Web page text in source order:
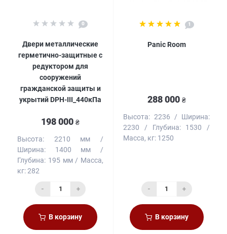
0
Двери металлические
герметично-защитные с
редуктором для
сооружений
гражданской защиты и
укрытий DPH-III_440кПа
198 000 ₴
Высота:
2210 мм
Ширина:
1400 мм
Глубина: 195 мм
Масса,
кг:282
- +
В корзину
1
Panic Room
288 000 ₴
Высота: 2236
Ширина:
2230
Глубина:
1530
Масса, кг: 1250
- +
В корзину